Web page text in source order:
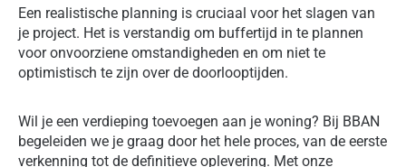
Een realistische planning is cruciaal voor het slagen van
je project. Het is verstandig om buffertijd in te plannen
voor onvoorziene omstandigheden en om niet te
optimistisch te zijn over de doorlooptijden.
Wil je een verdieping toevoegen aan je woning? Bij BBAN
begeleiden we je graag door het hele proces, van de eerste
verkenning tot de definitieve oplevering. Met onze